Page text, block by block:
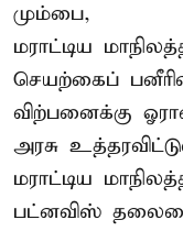
மும்பை,
மராட்டிய
செயற்கைப்
விற்பனைக்கு
அரசு
மராட்டிய
பட்னவிஸ்